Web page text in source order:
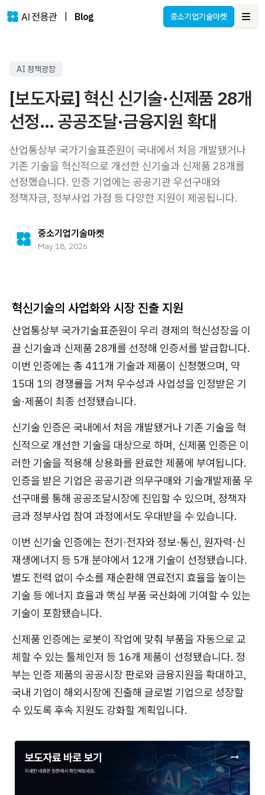
Blog 중소기업기술마켓
AI 정책광장
[보도자료] 혁신 신기술·신제품 28개
선정… 공공조달·금융지원 확대
산업통상부 국가기술표준원이 국내에서 처음 개발됐거나
기존 기술을 혁신적으로 개선한 신기술과 신제품 28개를
선정했습니다. 인증 기업에는 공공기관 우선구매와
정책자금, 정부사업 가점 등 다양한 지원이 제공됩니다.
중소기업기술마켓
May 18, 2026
혁신기술의 사업화와 시장 진출 지원
산업통상부 국가기술표준원이 우리 경제의 혁신성장을 이
끌 신기술과 신제품 28개를 선정해 인증서를 발급합니다.
이번 인증에는 총 411개 기술과 제품이 신청했으며, 약
15대 1의 경쟁률을 거쳐 우수성과 사업성을 인정받은 기
술·제품이 최종 선정됐습니다.
신기술 인증은 국내에서 처음 개발됐거나 기존 기술을 혁
신적으로 개선한 기술을 대상으로 하며, 신제품 인증은 이
러한 기술을 적용해 상용화를 완료한 제품에 부여됩니다.
인증을 받은 기업은 공공기관 의무구매와 기술개발제품 우
선구매를 통해 공공조달시장에 진입할 수 있으며, 정책자
금과 정부사업 참여 과정에서도 우대받을 수 있습니다.
이번 신기술 인증에는 전기·전자와 정보·통신, 원자력·신
재생에너지 등 5개 분야에서 12개 기술이 선정됐습니다.
별도 전력 없이 수소를 재순환해 연료전지 효율을 높이는
기술 등 에너지 효율과 핵심 부품 국산화에 기여할 수 있는
기술이 포함됐습니다.
신제품 인증에는 로봇이 작업에 맞춰 부품을 자동으로 교
체할 수 있는 툴체인저 등 16개 제품이 선정됐습니다. 정
부는 인증 제품의 공공시장 판로와 금융지원을 확대하고,
국내 기업이 해외시장에 진출해 글로벌 기업으로 성장할
수 있도록 후속 지원도 강화할 계획입니다.